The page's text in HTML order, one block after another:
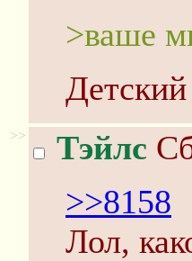
>ваше
>> Тэйлс
>>8158
Лол,